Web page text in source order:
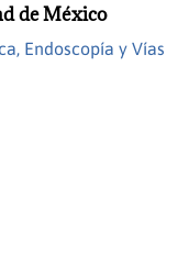
de México
Endoscopía y Vías